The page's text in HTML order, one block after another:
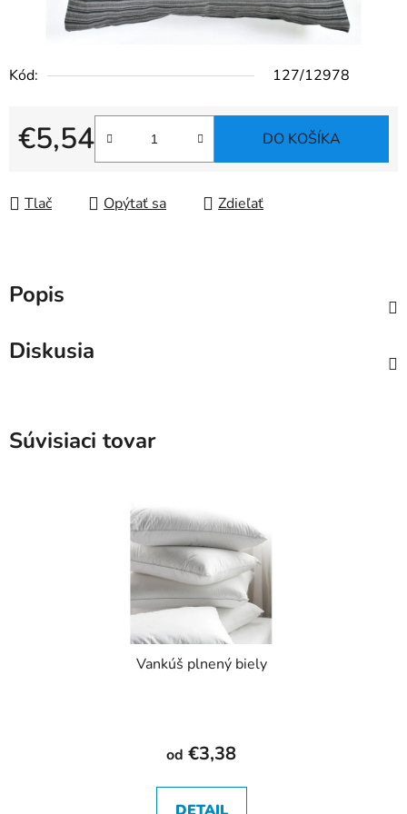
Kód: 127/12978
€5,54
Jednotková cena:
DO KOŠÍKA
Tlač Opýtať sa Zdieľať
Popis
Diskusia
Súvisiaci tovar
Vankúš plnený biely
od €3,38